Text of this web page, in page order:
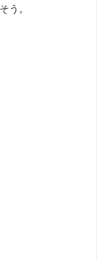
う。